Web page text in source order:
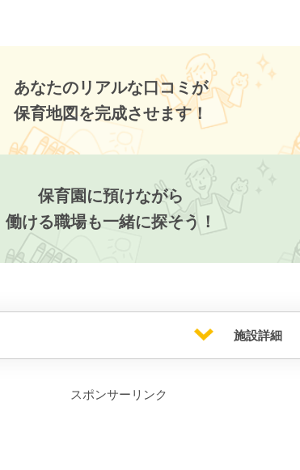
あなたのリアルな口コミが
保育地図を完成させます！
保育園に預けながら
働ける職場も一緒に探そう！
施設詳細
スポンサーリンク